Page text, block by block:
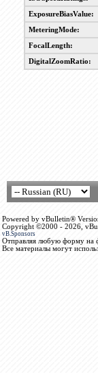
ExposureBiasValue:
MeteringMode:
FocalLength:
DigitalZoomRatio:
Powered by vBulletin®
Copyright ©2000 - 2026,
vB.Sponsors
Отправляя любую форму на
Все материалы могут